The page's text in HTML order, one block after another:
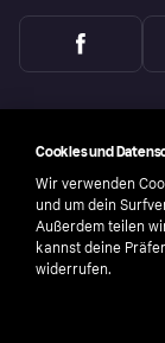
Cookies und
Wir verwenden
und um dein
Außerdem teilen
kannst deine
widerrufen.